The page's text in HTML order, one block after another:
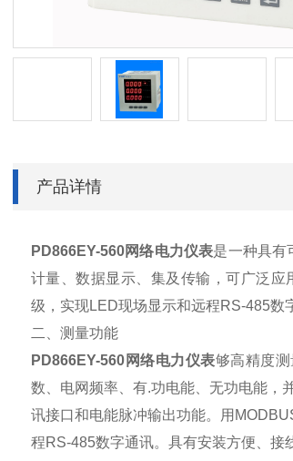
产品详情
PD866EY-560网络电力仪表是一种具有
计量、数据显示、集及传输，可广泛
级，实现LED现场显示和远程RS-485数
二、测量功能
PD866EY-560网络电力仪表够高精度
数、电网频率、有.功电能、无功电能，
讯接口和电能脉冲输出功能。用
程RS-485数字通讯。具有安装方便、接